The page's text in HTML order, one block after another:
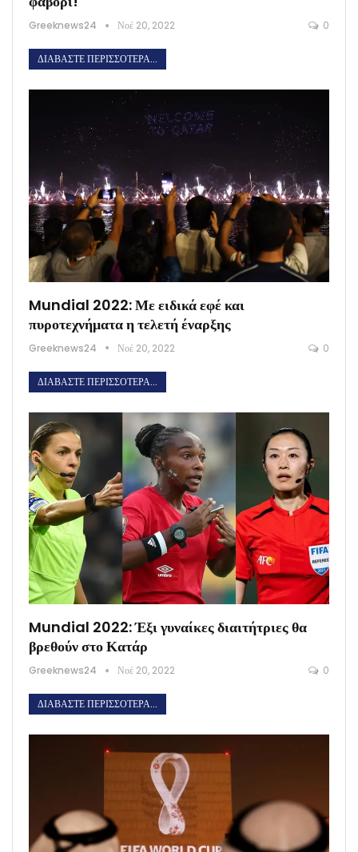
Greeknews24 Νοέ 20, 2022 0
ΔΙΑΒΆΣΤΕ ΠΕΡΙΣΣΌΤΕΡΑ...
Mundial 2022: Με ειδικά εφέ και
πυροτεχνήματα η τελετή έναρξης
Greeknews24 Νοέ 20, 2022 0
ΔΙΑΒΆΣΤΕ ΠΕΡΙΣΣΌΤΕΡΑ...
Mundial 2022: Έξι γυναίκες διαιτήτριες θα
βρεθούν στο Κατάρ
Greeknews24 Νοέ 20, 2022 0
ΔΙΑΒΆΣΤΕ ΠΕΡΙΣΣΌΤΕΡΑ...